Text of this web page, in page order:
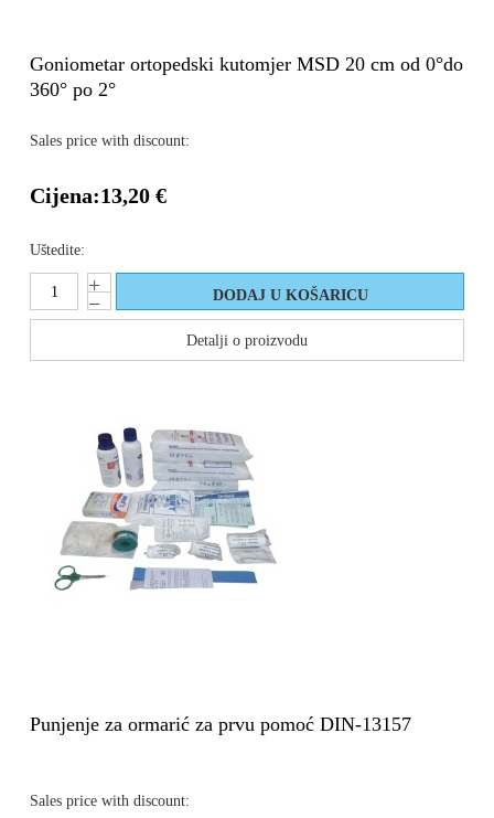
Goniometar ortopedski kutomjer MSD 20 cm od 0°do
360° po 2°
Sales price with discount:
Cijena:13,20 €
Uštedite:
Detalji o proizvodu
Punjenje za ormarić za prvu pomoć DIN-13157
Sales price with discount: